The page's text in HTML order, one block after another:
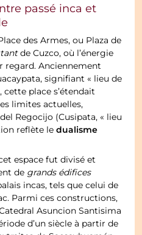
passé inca et
des Armes, ou Plaza de
de Cuzco, où l’énergie
regard. Anciennement
signifiant « lieu de
place s’étendait
limites actuelles,
Regocijo (Cusipata, « lieu
reflète ledualisme
espace fut divisé et
degrands édifices
incas, tels que celui de
Parmi ces constructions,
Asuncion Santisima
d’un siècle à partir de